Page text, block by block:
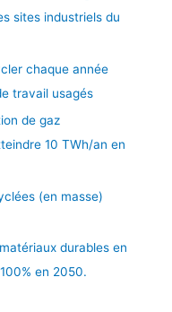
sites industriels du
chaque année
travail usagés
de gaz
10 TWh/an en
(en masse)
durables en
en 2050.